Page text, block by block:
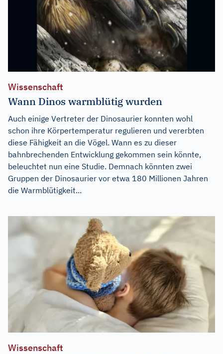
Wissenschaft
Wann Dinos warmblütig wurden
Auch einige Vertreter der Dinosaurier konnten wohl
schon ihre Körpertemperatur regulieren und vererbten
diese Fähigkeit an die Vögel. Wann es zu dieser
bahnbrechenden Entwicklung gekommen sein könnte,
beleuchtet nun eine Studie. Demnach könnten zwei
Gruppen der Dinosaurier vor etwa 180 Millionen Jahren
die Warmblütigkeit...
Wissenschaft